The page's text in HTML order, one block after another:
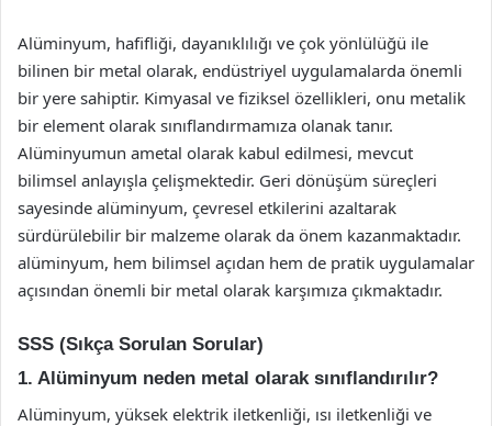
Alüminyum, hafifliği, dayanıklılığı ve çok yönlülüğü ile
bilinen bir metal olarak, endüstriyel uygulamalarda önemli
bir yere sahiptir. Kimyasal ve fiziksel özellikleri, onu metalik
bir element olarak sınıflandırmamıza olanak tanır.
Alüminyumun ametal olarak kabul edilmesi, mevcut
bilimsel anlayışla çelişmektedir. Geri dönüşüm süreçleri
sayesinde alüminyum, çevresel etkilerini azaltarak
sürdürülebilir bir malzeme olarak da önem kazanmaktadır.
alüminyum, hem bilimsel açıdan hem de pratik uygulamalar
açısından önemli bir metal olarak karşımıza çıkmaktadır.
SSS (Sıkça Sorulan Sorular)
1. Alüminyum neden metal olarak sınıflandırılır?
Alüminyum, yüksek elektrik iletkenliği, ısı iletkenliği ve